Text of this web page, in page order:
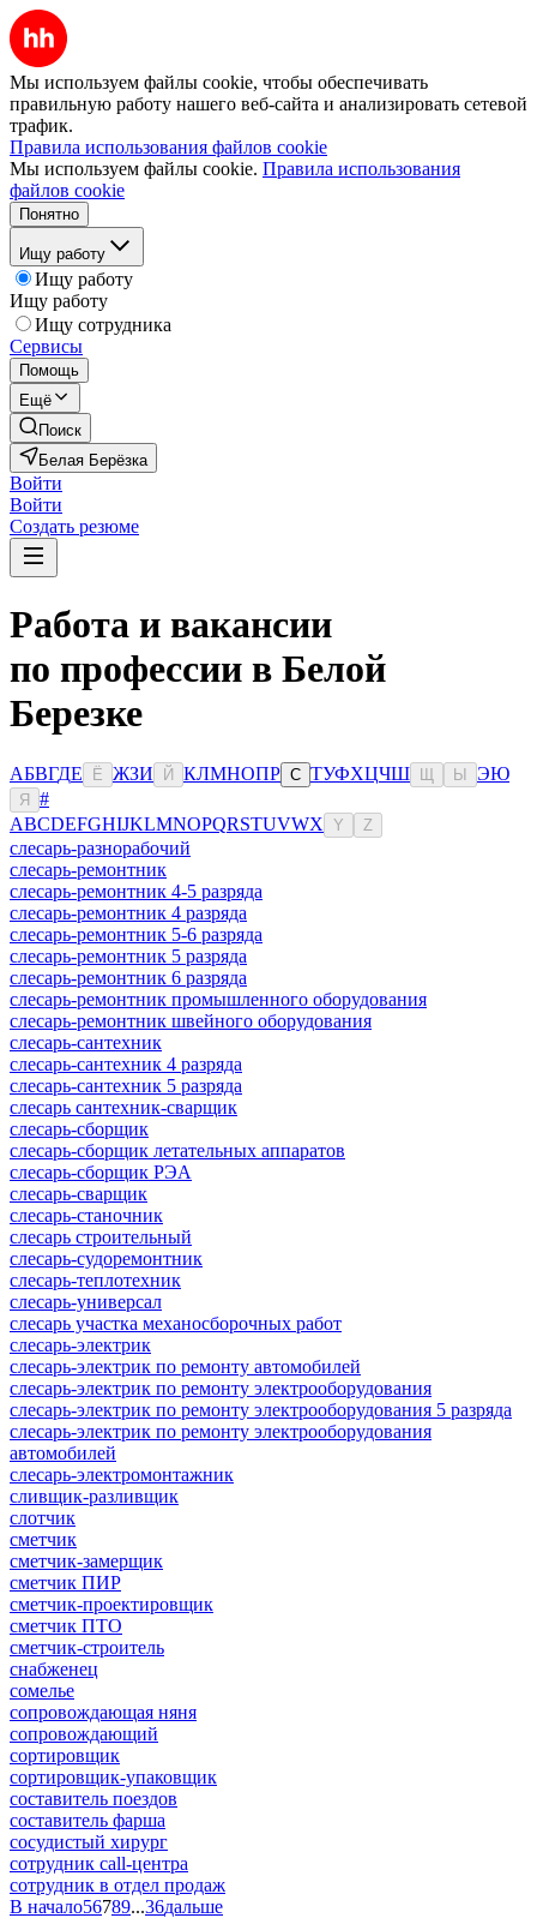
Мы используем файлы cookie, чтобы обеспечивать
правильную работу нашего веб-сайта и анализировать сетевой
трафик.
Правила использования файлов cookie
Мы используем файлы cookie. Правила использования
файлов cookie
Понятно
Ищу работу
Ищу работу
Ищу работу
Ищу сотрудника
Сервисы
Помощь
Ещё
Поиск
Белая Берёзка
Войти
Войти
Создать резюме
Работа и вакансии
по профессии в Белой
Березке
АБВГДЕ Ё ЖЗИ Й КЛМНОПР С ТУФХЦЧШ Ы ЭЮ
Я
#
ABCDEFGHIJKLMNOPQRSTUVWX Y Z
слесарь-разнорабочий
слесарь-ремонтник
слесарь-ремонтник 4-5 разряда
слесарь-ремонтник 4 разряда
слесарь-ремонтник 5-6 разряда
слесарь-ремонтник 5 разряда
слесарь-ремонтник 6 разряда
слесарь-ремонтник промышленного оборудования
слесарь-ремонтник швейного оборудования
слесарь-сантехник
слесарь-сантехник 4 разряда
слесарь-сантехник 5 разряда
слесарь сантехник-сварщик
слесарь-сборщик
слесарь-сборщик летательных аппаратов
слесарь-сборщик РЭА
слесарь-сварщик
слесарь-станочник
слесарь строительный
слесарь-судоремонтник
слесарь-теплотехник
слесарь-универсал
слесарь участка механосборочных работ
слесарь-электрик
слесарь-электрик по ремонту автомобилей
слесарь-электрик по ремонту электрооборудования
слесарь-электрик по ремонту электрооборудования 5 разряда
слесарь-электрик по ремонту электрооборудования
автомобилей
слесарь-электромонтажник
сливщик-разливщик
слотчик
сметчик
сметчик-замерщик
сметчик ПИР
сметчик-проектировщик
сметчик ПТО
сметчик-строитель
снабженец
сомелье
сопровождающая няня
сопровождающий
сортировщик
сортировщик-упаковщик
составитель поездов
составитель фарша
сосудистый хирург
сотрудник call-центра
сотрудник в отдел продаж
В начало56789...36дальше